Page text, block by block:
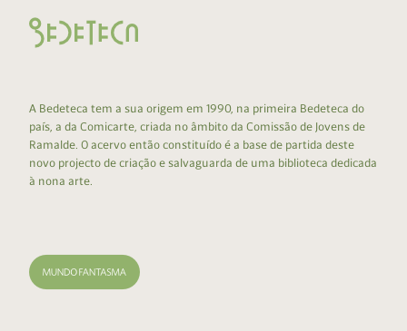
A Bedeteca tem a sua origem em 1990, na primeira Bedeteca do
país, a da Comicarte, criada no âmbito da Comissão de Jovens de
Ramalde. O acervo então constituído é a base de partida deste
novo projecto de criação e salvaguarda de uma biblioteca dedicada
à nona arte.